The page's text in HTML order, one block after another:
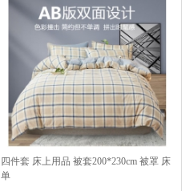
四件套 床上用品 被套200*230cm 被罩 床
单